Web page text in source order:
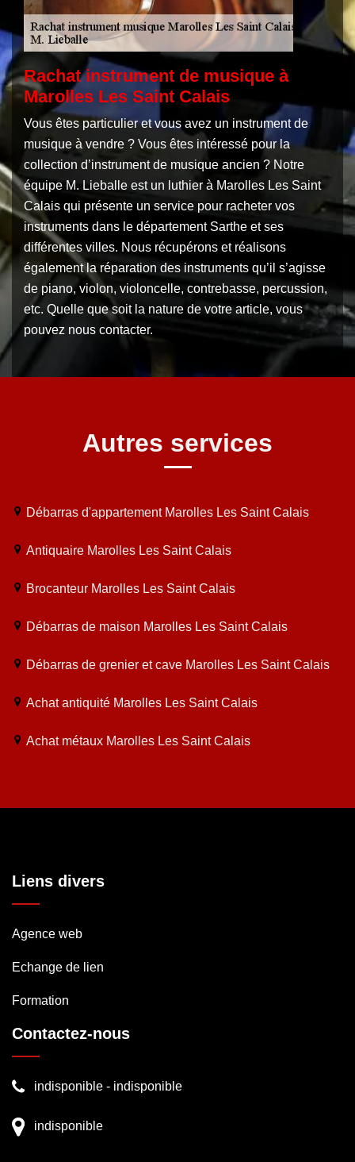
Rachat instrument de musique à
Marolles Les Saint Calais
Vous êtes particulier et vous avez un instrument de
musique à vendre ? Vous êtes intéressé pour la
collection d’instrument de musique ancien ? Notre
équipe M. Lieballe est un luthier à Marolles Les Saint
Calais qui présente un service pour racheter vos
instruments dans le département Sarthe et ses
différentes villes. Nous récupérons et réalisons
également la réparation des instruments qu’il s’agisse
de piano, violon, violoncelle, contrebasse, percussion,
etc. Quelle que soit la nature de votre article, vous
pouvez nous contacter.
Autres services
Débarras d'appartement Marolles Les Saint Calais
Antiquaire Marolles Les Saint Calais
Brocanteur Marolles Les Saint Calais
Débarras de maison Marolles Les Saint Calais
Débarras de grenier et cave Marolles Les Saint Calais
Achat antiquité Marolles Les Saint Calais
Achat métaux Marolles Les Saint Calais
Liens divers
Agence web
Echange de lien
Formation
Contactez-nous
indisponible - indisponible
indisponible